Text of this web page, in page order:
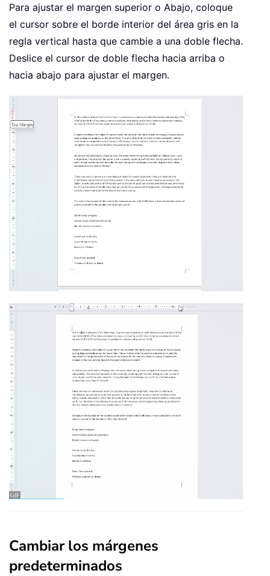
Para ajustar el margen superior o Abajo, coloque
el cursor sobre el borde interior del área gris en la
regla vertical hasta que cambie a una doble flecha.
Deslice el cursor de doble flecha hacia arriba o
hacia abajo para ajustar el margen.
Cambiar los márgenes
predeterminados